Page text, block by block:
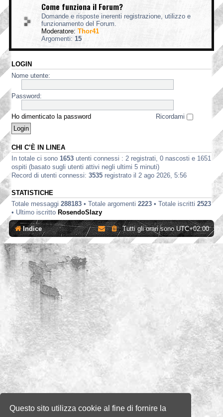
Questo sito utilizza cookie al fine di fornire la
Come funziona il Forum?
Domande e risposte inerenti registrazione, utilizzo e
funzionamento del Forum.
Moderatore: Thor41
Argomenti: 15
LOGIN
Nome utente:
Password:
Ho dimenticato la password Ricordami
CHI C’È IN LINEA
In totale ci sono 1653 utenti connessi : 2 registrati, 0 nascosti e 1651
ospiti (basato sugli utenti attivi negli ultimi 5 minuti)
Record di utenti connessi: 3535 registrato il 2 ago 2026, 5:56
STATISTICHE
Totale messaggi 288183 • Totale argomenti 2223 • Totale iscritti 2523
• Ultimo iscritto RosendoSlazy
Indice Tutti gli orari sonoUTC+02:00